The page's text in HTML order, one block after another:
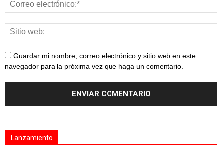
Guardar mi nombre, correo electrónico y sitio web en este
navegador para la próxima vez que haga un comentario.
Lanzamiento